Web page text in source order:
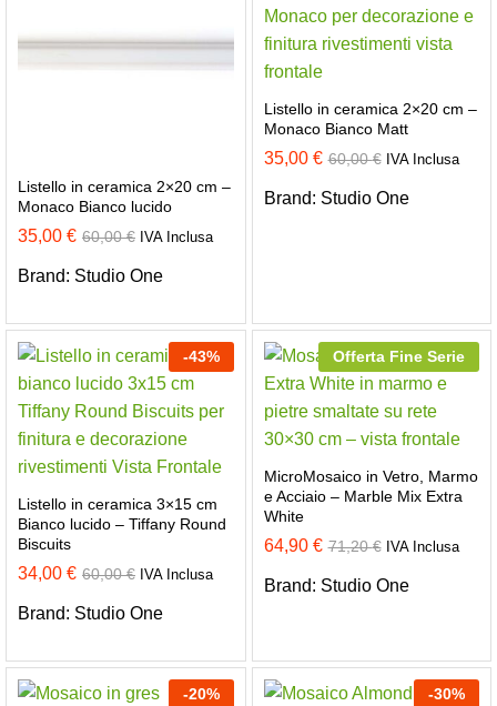
Listello in ceramica 2×20 cm –
Monaco Bianco lucido
35,00 € 60,00€ IVA Inclusa
Brand: Studio One
Listello in ceramica 2×20 cm –
Monaco Bianco Matt
35,00 € 60,00€ IVA Inclusa
Brand: Studio One
-43%
Listello in ceramica 3×15 cm
Bianco lucido – Tiffany Round
Biscuits
34,00 € 60,00€ IVA Inclusa
Brand: Studio One
Offerta Fine Serie
MicroMosaico in Vetro, Marmo
e Acciaio – Marble Mix Extra
White
64,90 € 71,20€ IVA Inclusa
Brand: Studio One
-20% -30%